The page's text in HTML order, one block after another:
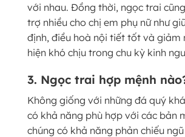
với nhau. Đồng thời, ngọc trai
trợ nhiều cho chị em phụ nữ như
định, điều hoà nội tiết tốt và giảm
hiện khó chịu trong chu kỳ kinh
3. Ngọc trai hợp mệnh
Không giống với những đá quý
có khả năng phù hợp với các bản
chúng có khả năng phản chiếu